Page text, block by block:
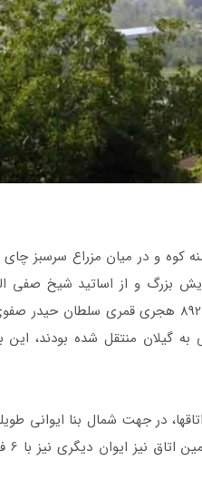
شرق لاهيجان در دامنه كوه و در ميان مزراع سرسبز
بزرگ و از اساتيد شيخ صفي
اردبيلي است. شيخ زاهد در سال 711 هجري قمري فوت نمود. بعدها به سال 892 هجري قمري
گيلان منتقل شده بودند، اين
در جهت شمال بنا ايواني
هفت فيلپا،